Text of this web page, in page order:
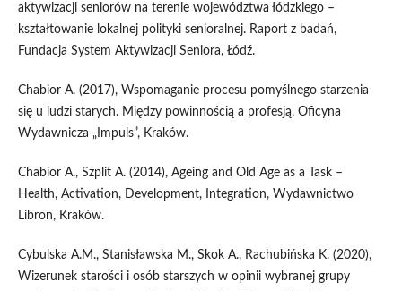
aktywizacji seniorów na terenie województwa łódzkiego –
kształtowanie lokalnej polityki senioralnej. Raport z badań,
Fundacja System Aktywizacji Seniora, Łódź.
Chabior A. (2017), Wspomaganie procesu pomyślnego starzenia
się u ludzi starych. Między powinnością a profesją, Oficyna
Wydawnicza „Impuls”, Kraków.
Chabior A., Szplit A. (2014), Ageing and Old Age as a Task –
Health, Activation, Development, Integration, Wydawnictwo
Libron, Kraków.
Cybulska A.M., Stanisławska M., Skok A., Rachubińska K. (2020),
Wizerunek starości i osób starszych w opinii wybranej grupy